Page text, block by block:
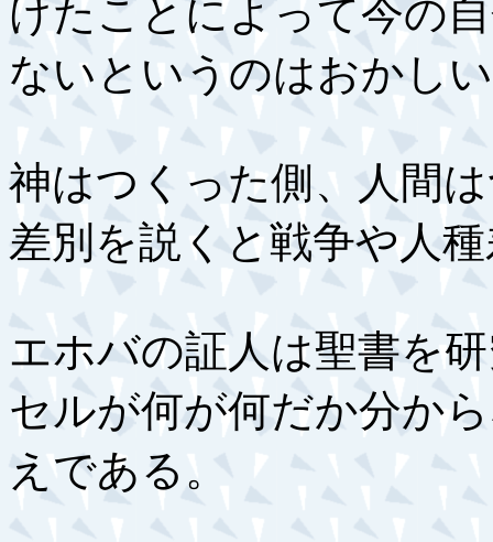
けたことによって今の
ないというのはおかし
神はつくった側、人間
差別を説くと戦争や人
エホバの証人は聖書を
セルが何が何だか分か
えである。